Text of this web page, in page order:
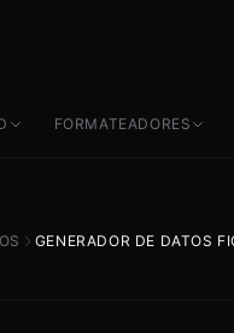
FORMATEADORES
GENERADOR DE DATOS